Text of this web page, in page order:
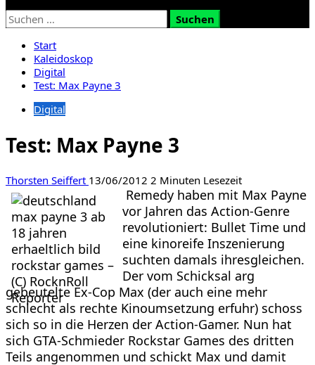
Suchen
nach:
Start
Kaleidoskop
Digital
Test: Max Payne 3
Digital
Test: Max Payne 3
Thorsten Seiffert 13/06/2012 2 Minuten Lesezeit
Remedy haben mit Max Payne
vor Jahren das Action-Genre
revolutioniert: Bullet Time und
eine kinoreife Inszenierung
suchten damals ihresgleichen.
Der vom Schicksal arg
gebeutelte Ex-Cop Max (der auch eine mehr
schlecht als rechte Kinoumsetzung erfuhr) schoss
sich so in die Herzen der Action-Gamer. Nun hat
sich GTA-Schmieder Rockstar Games des dritten
Teils angenommen und schickt Max und damit